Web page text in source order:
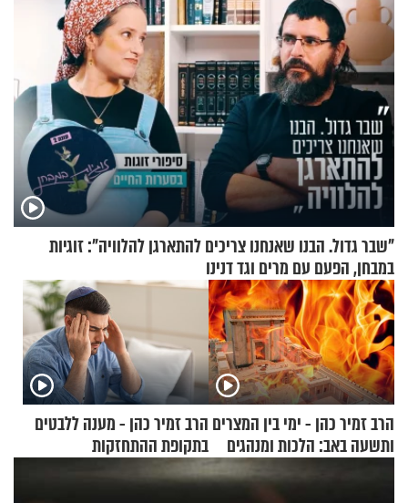
"שבר גדול. הבנו שאנחנו צריכים להתארגן להלוויה": זוגיות
במבחן, הפעם עם מרים וגד דנינו
הרב זמיר כהן - ימי בין המצרים
ותשעה באב: הלכות ומנהגים
הרב זמיר כהן - מענה ללבטים
בתקופת ההתחזקות